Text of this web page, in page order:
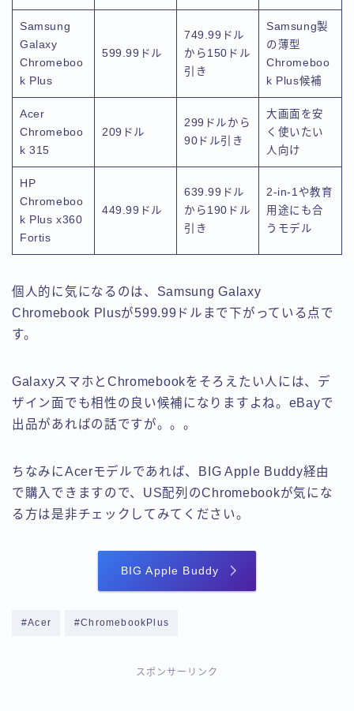
Samsung
Galaxy
Chromeboo
k Plus
599.99ドル
749.99ドル
から150ドル
引き
Samsung製
の薄型
Chromeboo
k Plus候補
Acer
Chromeboo
k 315
209ドル
299ドルから
90ドル引き
大画面を安
く使いたい
人向け
HP
Chromeboo
k Plus x360
Fortis
449.99ドル
639.99ドル
から190ドル
引き
2-in-1や教育
用途にも合
うモデル
個人的に気になるのは、Samsung Galaxy
Chromebook Plusが599.99ドルまで下がっている点で
す。
GalaxyスマホとChromebookをそろえたい人には、デ
ザイン面でも相性の良い候補になりますよね。eBayで
出品があればの話ですが。。。
ちなみにAcerモデルであれば、BIG Apple Buddy経由
で購入できますので、US配列のChromebookが気にな
る方は是非チェックしてみてください。
BIG Apple Buddy
#Acer #ChromebookPlus
スポンサーリンク